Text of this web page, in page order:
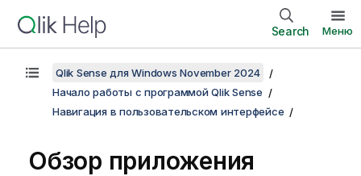
Search Меню
Qlik Sense для Windows November 2024
Начало работы с программой Qlik Sense
Навигация в пользовательском интерфейсе
Обзор приложения